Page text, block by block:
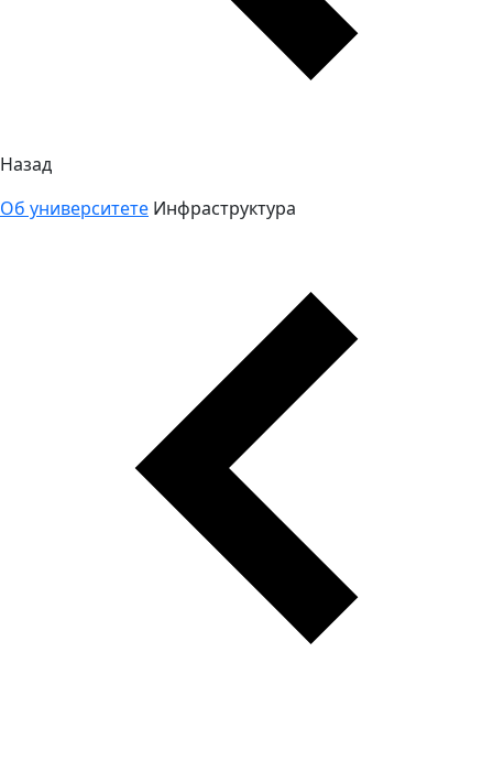
Назад
Об университете Инфраструктура